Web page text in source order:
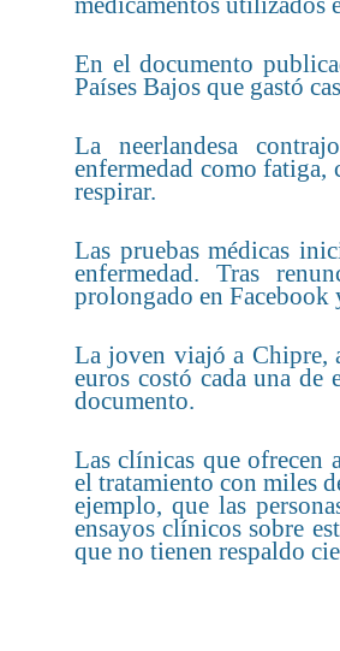
En el documento
Países Bajos que gastó
La neerlandesa
enfermedad como fatiga,
respirar.
Las pruebas médicas
enfermedad. Tras
prolongado en Facebook
La joven viajó a Chipre,
euros costó cada una de
documento.
Las clínicas que ofrecen
el tratamiento con miles
ejemplo, que las
ensayos clínicos sobre
que no tienen respaldo